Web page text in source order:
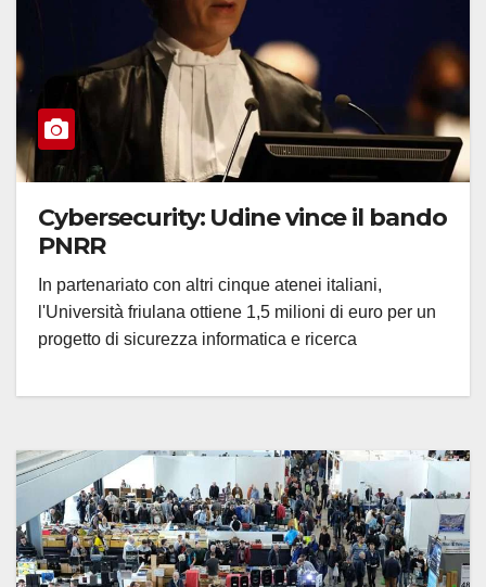
Cybersecurity: Udine vince il bando
PNRR
In partenariato con altri cinque atenei italiani,
l'Università friulana ottiene 1,5 milioni di euro per un
progetto di sicurezza informatica e ricerca